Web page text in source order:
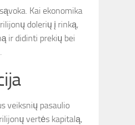
Kai ekonomika
dolerių į rinką,
ir didinti prekių bei
veiksnių pasaulio
vertės kapitalą,